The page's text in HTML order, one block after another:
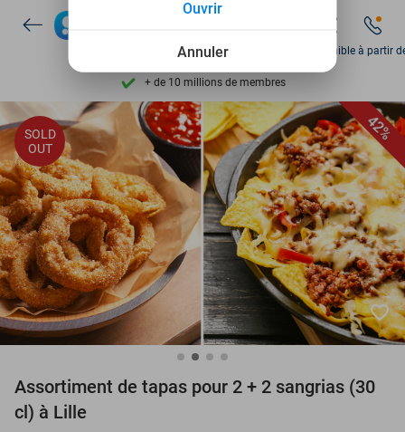
Découvrez + de 15.000 deals
Disponible 7 jours par semaine
+ de 10 millions de membres
9,4 basé sur 206 127 avis
Découvrez + de 15.000 deals
Disponible 7 jours par semaine
+ de 10 millions de membres
Disponible à partir
42%
SOLD
OUT
favorite_border
Assortiment de tapas pour 2 + 2 sangrias (30
cl) à Lille
Annuler
Ouvrir